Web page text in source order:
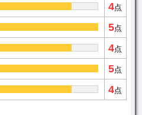
4点
5点
4点
5点
4点